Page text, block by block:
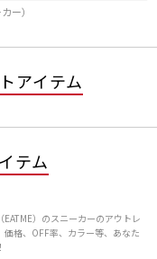
ー）
アイテム
テム
）のスニーカーのアウトレ
格、OFF率、カラー等、あなた